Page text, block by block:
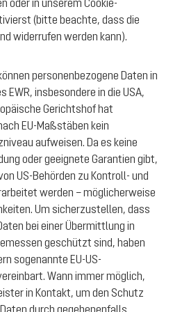
oder in unserem Cookie-
(bitte beachte, dass die
widerrufen werden kann).
personenbezogene Daten in
EWR, insbesondere in die USA,
Gerichtshof hat
EU-Maßstäben kein
aufweisen. Da es keine
oder geeignete Garantien gibt,
US-Behörden zu Kontroll- und
werden – möglicherweise
Um sicherzustellen, dass
bei einer Übermittlung in
geschützt sind, haben
sogenannte EU-US-
Wann immer möglich,
in Kontakt, um den Schutz
durch gegebenenfalls